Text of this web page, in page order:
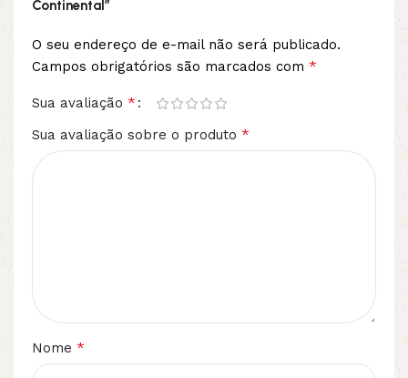
Continental”
O seu endereço de e-mail não será publicado.
Campos obrigatórios são marcados com *
Sua avaliação *
Sua avaliação sobre o produto *
Nome *